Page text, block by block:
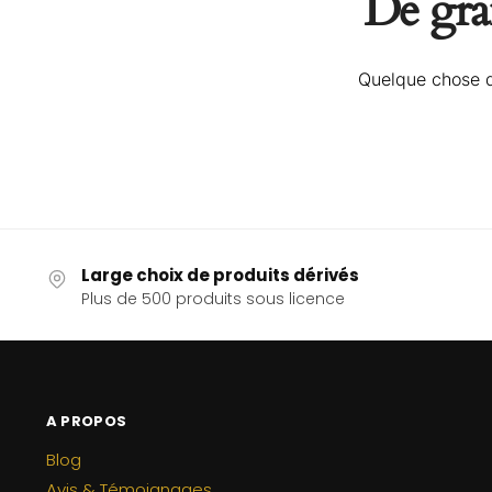
Quelque chose
Large choix de produits dérivés
Plus de 500 produits sous licence
A PROPOS
Blog